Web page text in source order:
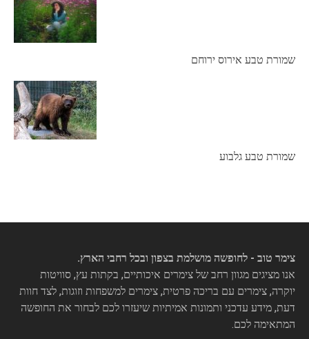
שמורת טבע אירוס ירוחם
שמורת טבע גלבוע
צימר טוב - לחופשה מושלמת בצפון ובכל רחבי הארץ.
אנו מציגים מגוון רחב של צימרים איכותיים, בקתות עץ, סוויטות
יוקרה, צימרים עם בריכה פרטית, צימרים למשפחות וזוגות, לצד חוות
דעת, מידע עדכני ותמונות אמיתיות שיעזרו לכם לבחור את החופשה
המתאימה לכם.